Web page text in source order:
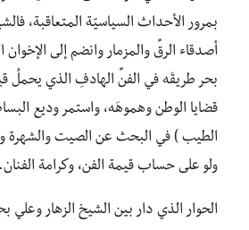
بمرور الأحداث السياسيّة المتعاقبة،
أصدقاء الرقِّ والمزمار وانضم إلى
بحر طريقَه في الفنِّ الهادفِ الذي يحملُ
قضايا الوطن وهموهَه، واستمر وديع
الطيب ) في البحث عن الصيت والشهرة
ولو على حساب قيمة الفن، وكرامة الفنان.
الحوار الذي دار بين الشيخ الزهار وعلي